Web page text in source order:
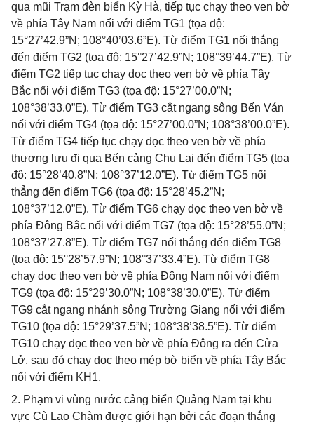
qua mũi Trạm đèn biển Kỳ Hà, tiếp tục chạy theo ven bờ
về phía Tây Nam nối với điểm TG1 (tọa độ:
15°27’42.9”N; 108°40’03.6”E). Từ điểm TG1 nối thẳng
đến điểm TG2 (tọa độ: 15°27’42.9”N; 108°39’44.7”E). Từ
điểm TG2 tiếp tục chạy dọc theo ven bờ về phía Tây
Bắc nối với điểm TG3 (tọa độ: 15°27’00.0”N;
108°38’33.0”E). Từ điểm TG3 cắt ngang sông Bến Ván
nối với điểm TG4 (tọa độ: 15°27’00.0”N; 108°38’00.0”E).
Từ điểm TG4 tiếp tục chạy dọc theo ven bờ về phía
thượng lưu đi qua Bến cảng Chu Lai đến điểm TG5 (tọa
độ: 15°28’40.8”N; 108°37’12.0”E). Từ điểm TG5 nối
thẳng đến điểm TG6 (tọa độ: 15°28’45.2”N;
108°37’12.0”E). Từ điểm TG6 chạy dọc theo ven bờ về
phía Đông Bắc nối với điểm TG7 (tọa độ: 15°28’55.0”N;
108°37’27.8”E). Từ điểm TG7 nối thẳng đến điểm TG8
(tọa độ: 15°28’57.9”N; 108°37’33.4”E). Từ điểm TG8
chạy dọc theo ven bờ về phía Đông Nam nối với điểm
TG9 (tọa độ: 15°29’30.0”N; 108°38’30.0”E). Từ điểm
TG9 cắt ngang nhánh sông Trường Giang nối với điểm
TG10 (tọa độ: 15°29’37.5”N; 108°38’38.5”E). Từ điểm
TG10 chạy dọc theo ven bờ về phía Đông ra đến Cửa
Lở, sau đó chạy dọc theo mép bờ biển về phía Tây Bắc
nối với điểm KH1.
2. Phạm vi vùng nước cảng biển Quảng Nam tại khu
vực Cù Lao Chàm được giới hạn bởi các đoạn thẳng